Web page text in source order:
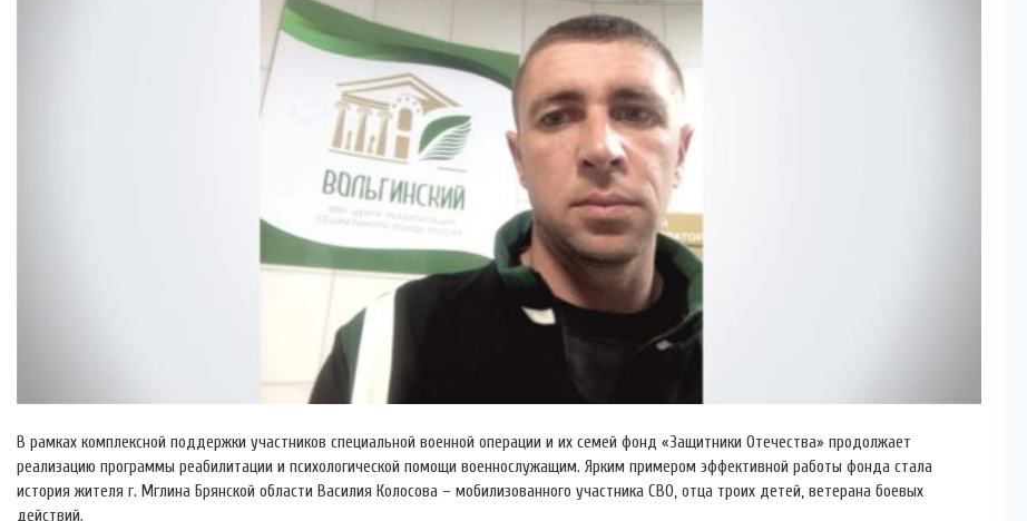
В рамках комплексной поддержки участников специальной военной операции и их семей фонд «Защитники Отечества» продолжает
реализацию программы реабилитации и психологической помощи военнослужащим. Ярким примером эффективной работы фонда стала
история жителя г. Мглина Брянской области Василия Колосова – мобилизованного участника СВО, отца троих детей, ветерана боевых
действий.